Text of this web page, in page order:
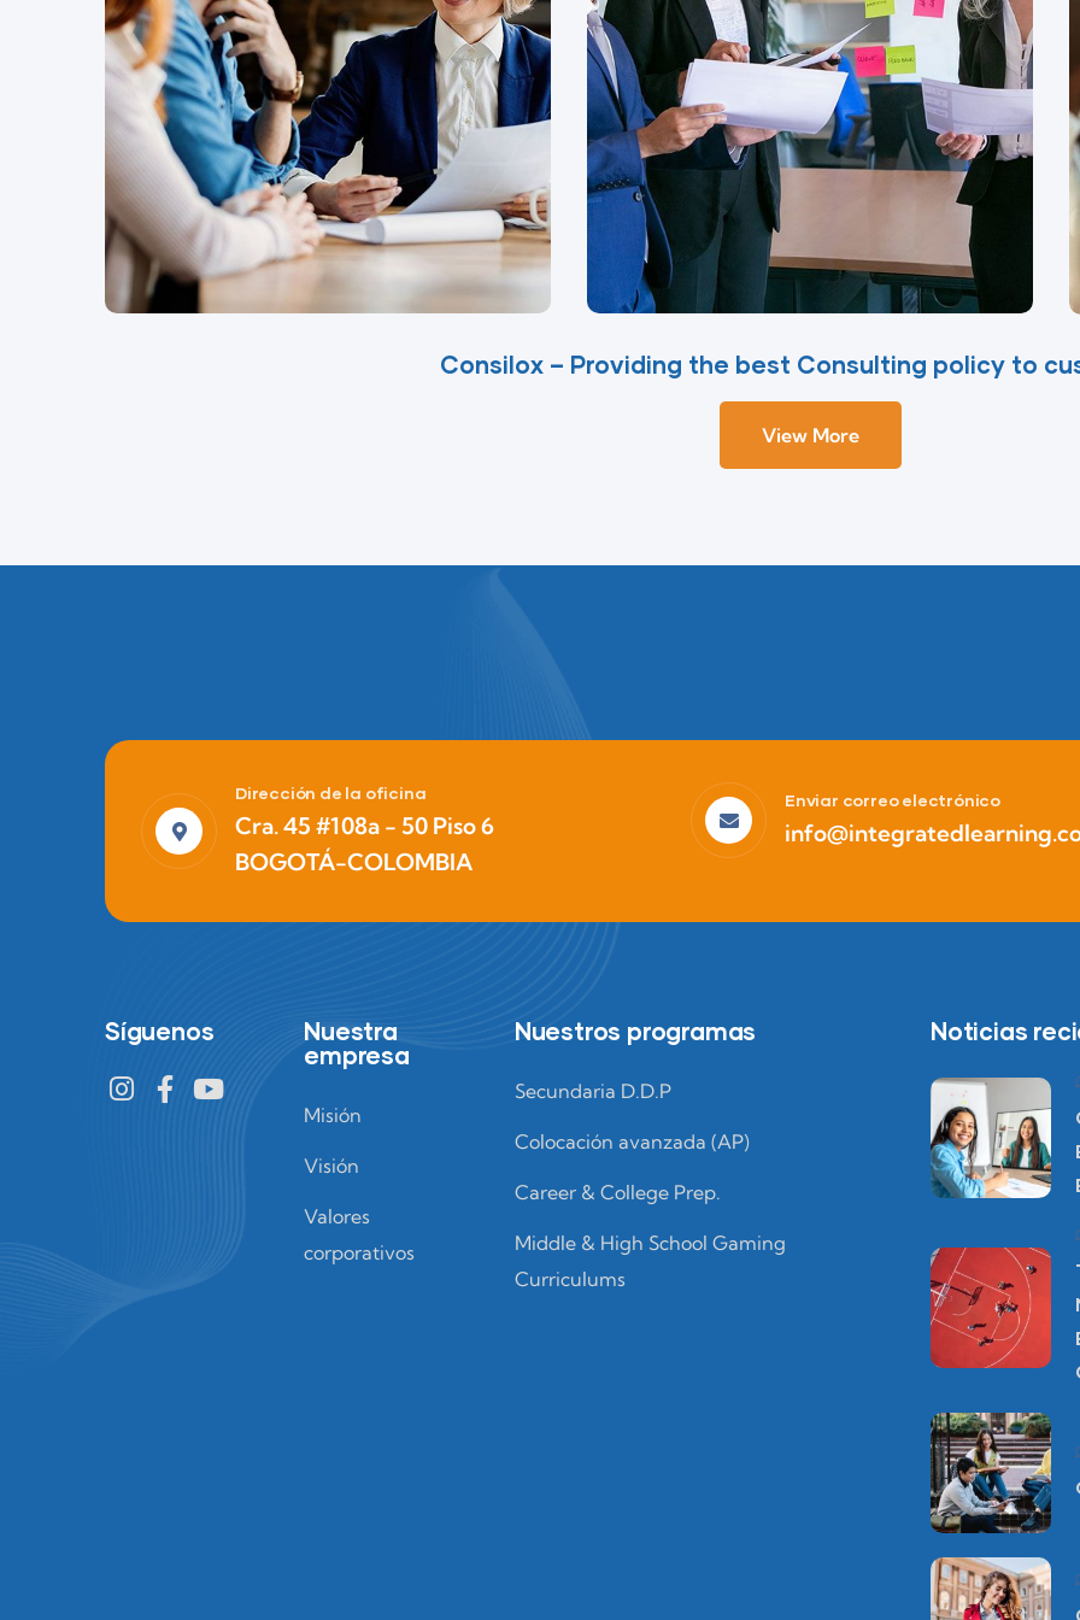
Consilox – Providing the best Consulting policy to
View More
Dirección de la oficina
Cra. 45 #108a - 50 Piso 6
BOGOTÁ-COLOMBIA
Enviar correo electrónico
Síguenos
Nuestra
empresa
Misión
Visión
Valores
corporativos
Nuestros programas
Secundaria D.D.P
Colocación avanzada (AP)
Career & College Prep.
Middle & High School Gaming
Curriculums
Noticias